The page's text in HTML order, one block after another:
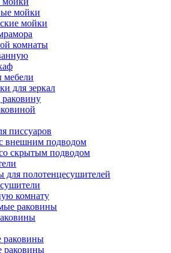
мойки
мойки
комнаты
мебели
для зеркал
писсуаров
внешним подводом
скрытым подводом
для полотенцесушителей
комнату
раковины
раковины
раковины